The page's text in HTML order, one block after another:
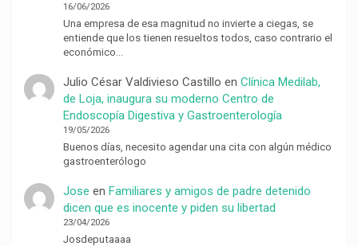
16/06/2026
Una empresa de esa magnitud no invierte a ciegas, se
entiende que los tienen resueltos todos, caso contrario el
económico…
Julio César Valdivieso Castillo en Clínica Medilab,
de Loja, inaugura su moderno Centro de
Endoscopía Digestiva y Gastroenterología
19/05/2026
Buenos días, necesito agendar una cita con algún médico
gastroenterólogo
Jose en Familiares y amigos de padre detenido
dicen que es inocente y piden su libertad
23/04/2026
Josdeputaaaa